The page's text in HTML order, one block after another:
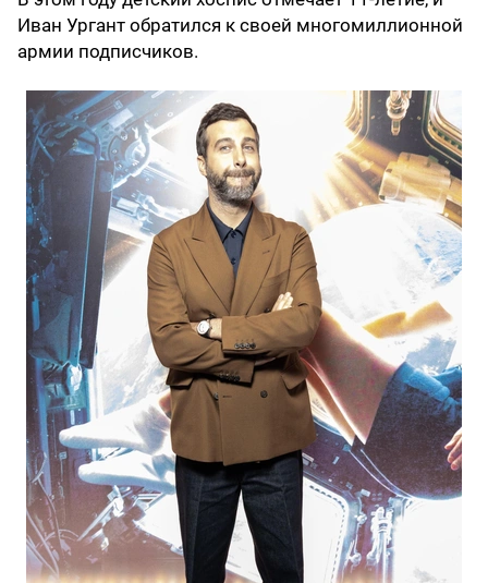
Иван Ургант обратился к своей многомиллионной
армии подписчиков.